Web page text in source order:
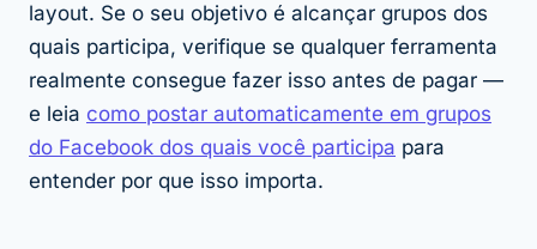
layout. Se o seu objetivo é alcançar grupos dos
quais participa, verifique se qualquer ferramenta
realmente consegue fazer isso antes de pagar —
e leia como postar automaticamente em grupos
do Facebook dos quais você participa para
entender por que isso importa.